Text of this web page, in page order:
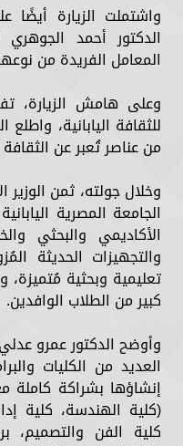
واشتملت الزيارة أيضًا
الدكتور أحمد
المعامل الفريدة من
وعلى هامش الزيارة،
للثقافة اليابانية،
من عناصر تُعبر عن الثقافة
وخلال جولته، ثمن
الجامعة المصرية
الأكاديمي والبحثي
والتجهيزات الحديثة
تعليمية وبحثية
كبير من الطلاب الوافدين.
وأوضح الدكتور عمرو
العديد من الكليات
إنشاؤها بشراكة كاملة
(كلية الهندسة، كلية
كلية الفن والتصميم،